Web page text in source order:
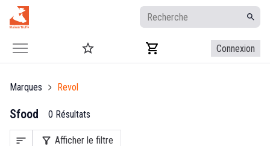
Connexion
Marques Revol
Sfood 0 Résultats
sort filter_alt Afficher le filtre